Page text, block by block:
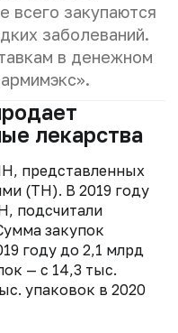
всего закупаются
заболеваний.
в денежном
лекарства
представленных
(ТН). В 2019 году
подсчитали
закупок
году до 2,1 млрд
— с 14,3 тыс.
упаковок в 2020